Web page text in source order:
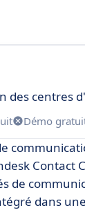
des centres
Démo
Contact
de
dans